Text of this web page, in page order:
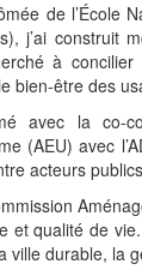
de l’École
j’ai construit
à
bien-être des
avec la co-
(AEU) avec
acteurs
et qualité de
ville durable, la